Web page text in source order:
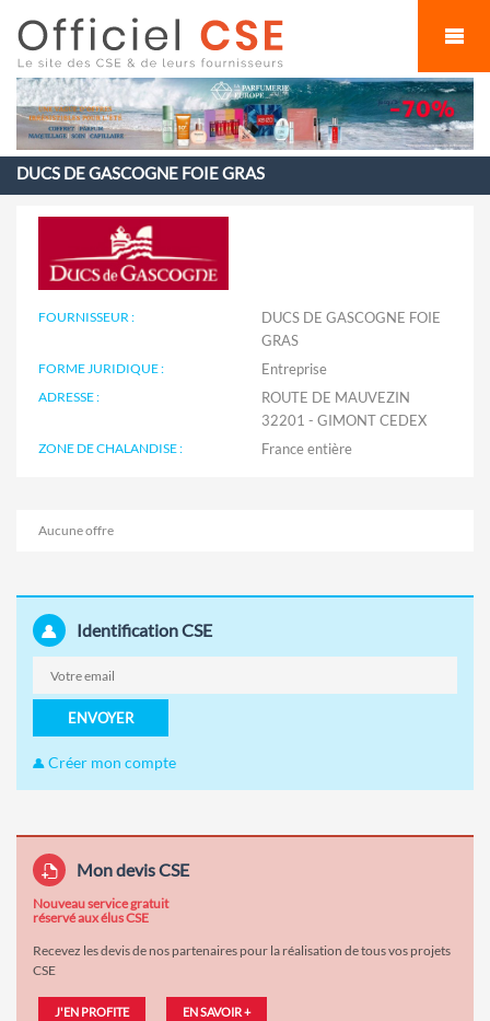
DUCS DE GASCOGNE FOIE GRAS
FOURNISSEUR :
DUCS DE GASCOGNE FOIE
GRAS
FORME JURIDIQUE : Entreprise
ADRESSE :
ROUTE DE MAUVEZIN
32201 - GIMONT CEDEX
ZONE DE CHALANDISE :
Aucune offre
Identification CSE
ENVOYER
Créer mon compte
Mon devis CSE
Nouveau service gratuit
réservé aux élus CSE
Recevez les devis de nos partenaires pour la réalisation de tous vos projets
CSE
J'EN PROFITE EN SAVOIR +